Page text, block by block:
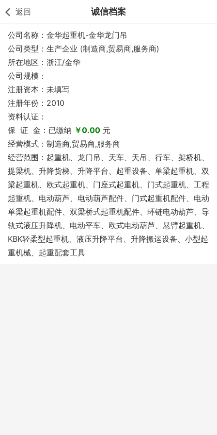
返回 诚信档案
公司名称：金华起重机-金华龙门吊
公司类型：生产企业 (制造商,贸易商,服务商)
所在地区：浙江/金华
公司规模：
注册资本：未填写
注册年份：2010
资料认证：
保 证 金：已缴纳 ￥0.00 元
经营模式：制造商,贸易商,服务商
经营范围：起重机、龙门吊、天车、天吊、行车、架桥机、
提梁机、升降货梯、升降平台、起重设备、单梁起重机、双
梁起重机、欧式起重机、门座式起重机、门式起重机、工程
起重机、电动葫芦、电动葫芦配件、门式起重机配件、电动
单梁起重机配件、双梁桥式起重机配件、环链电动葫芦、导
轨式液压升降机、电动平车、欧式电动葫芦、悬臂起重机、
KBK轻柔型起重机、液压升降平台、升降搬运设备、小型起
重机械、起重配套工具